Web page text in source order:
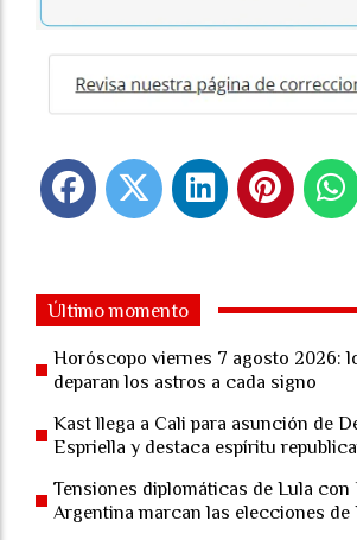
Último momento
Horóscopo viernes 7 agosto 2026:
deparan los astros a cada signo
Kast llega a Cali para asunción de
Espriella y destaca espíritu
Tensiones diplomáticas de Lula con
Argentina marcan las elecciones de